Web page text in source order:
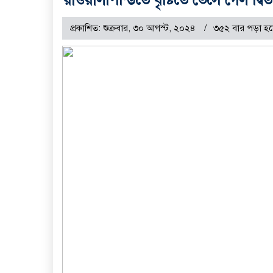
প্রকাশিত: শুক্রবার, ৩০ আগস্ট, ২০২৪ ৩৫২ বার পড়া